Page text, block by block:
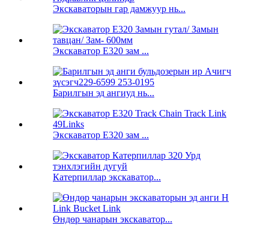
Экскаваторын гар дамжуур нь...
Экскаватор E320 зам ...
Барилгын эд ангиуд нь...
Экскаватор E320 зам ...
Катерпиллар экскаватор...
Өндөр чанарын экскаватор...